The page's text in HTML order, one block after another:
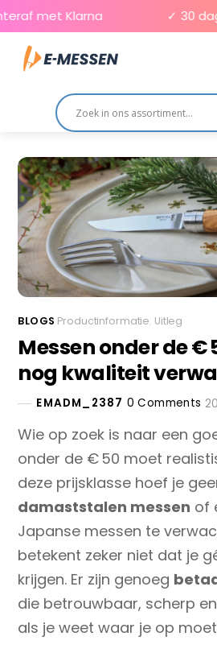
Skip
to
content
met Klarna ✓ 30
BLOGS Productinformatie Uitleg
Messen onder de €
nog kwaliteit
EMADM_2387 0 Comments
Wie op zoek is naar een
onder de € 50 moet
deze prijsklasse hoef je
damaststalen messen of
Japanse messen te
betekent zeker niet dat je
krijgen. Er zijn genoeg
die betrouwbaar, scherp
als je weet waar je op